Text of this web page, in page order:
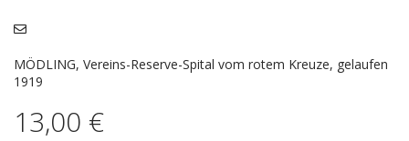
MÖDLING, Vereins-Reserve-Spital vom rotem Kreuze, gelaufen
1919
13,00 €
springen